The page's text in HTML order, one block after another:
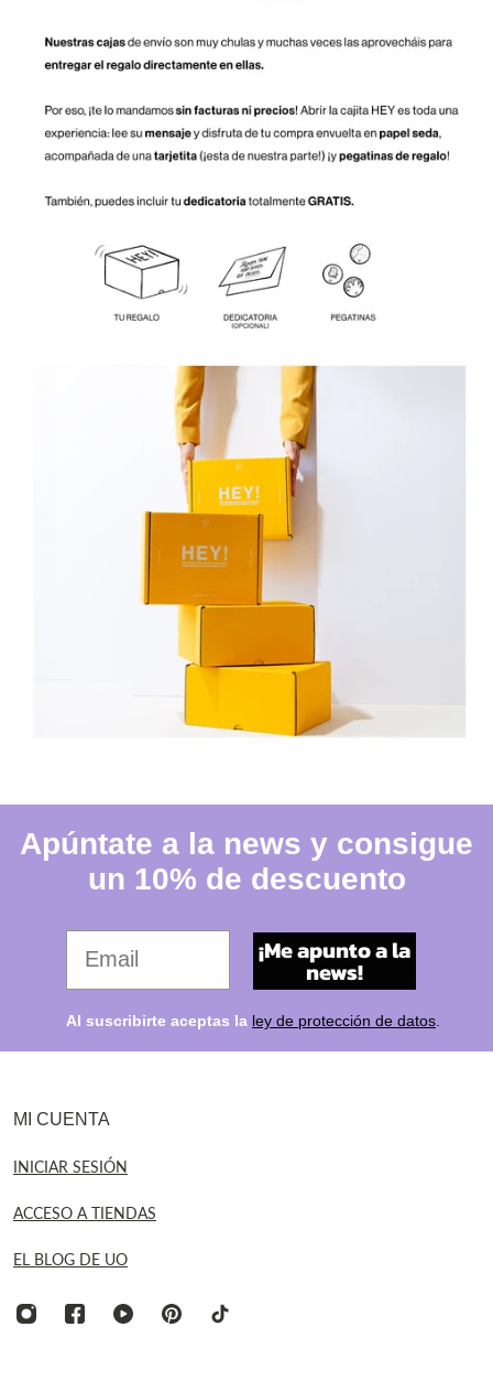
Apúntate a la news y consigue
un 10% de descuento
¡Me apunto a la
news!
Al suscribirte aceptas la ley de protección de datos
MI CUENTA
INICIAR SESIÓN
ACCESO A TIENDAS
EL BLOG DE UO
news 💛
Te enviaremos inspiración, descuentos y sorpresillas
por ser VIP
QUIERO MI DESCUENTO
No, gracias